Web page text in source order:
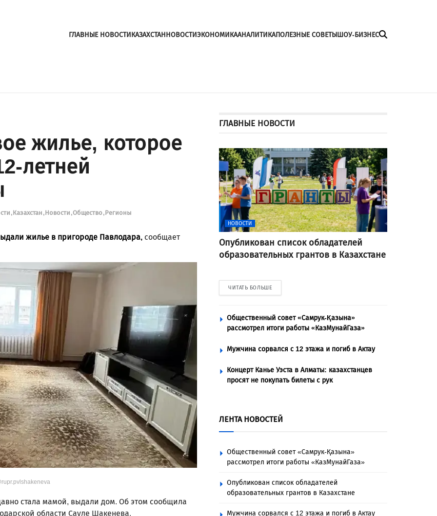
ГЛАВНЫЕ НОВОСТИКАЗАХСТАННОВОСТИЭКОНОМИКААНАЛИТИКАПОЛЕЗНЫЕ СОВЕТЫШОУ-БИЗНЕС
жилье, которое
летней
Казахстан НовостиОбщество Регионы
жилье в пригороде Павлодара, сообщает
стала мамой, выдали дом. Об этом сообщила
области Сауле Шакенева.
ГЛАВНЫЕ НОВОСТИ
НОВОСТИ
Опубликован список обладателей
образовательных грантов в Казахстане
ЧИТАТЬ БОЛЬШЕ
Общественный совет «Самрук-Қазына»
рассмотрел итоги работы «КазМунайГаза»
Мужчина сорвался с 12 этажа и погиб в Актау
Концерт Канье Уэста в Алматы: казахстанцев
просят не покупать билеты с рук
ЛЕНТА НОВОСТЕЙ
Общественный совет «Самрук-Қазына»
рассмотрел итоги работы «КазМунайГаза»
Опубликован список обладателей
образовательных грантов в Казахстане
Мужчина сорвался с 12 этажа и погиб в Актау